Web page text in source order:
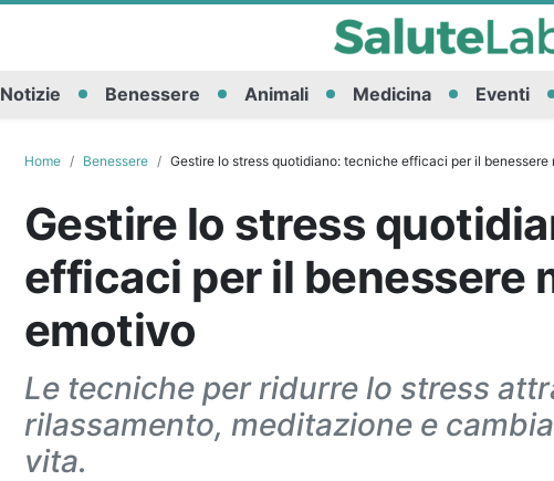
Notizie Benessere Animali Medicina Eventi
Home Benessere Gestire lo stress quotidiano: tecniche efficaci per il benessere
Gestire lo stress
efficaci per il benessere
emotivo
Le tecniche per ridurre lo stress
rilassamento, meditazione e
vita.